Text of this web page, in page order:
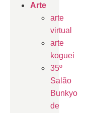
Arte
arte
virtual
arte
koguei
35º
Salão
Bunkyo
de